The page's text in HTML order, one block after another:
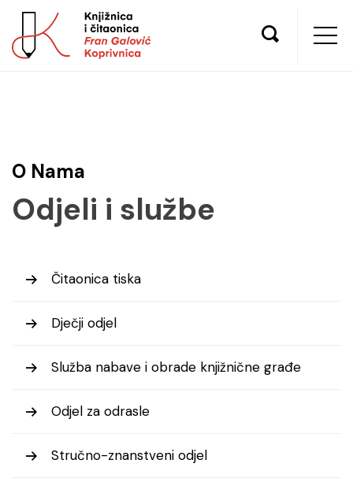
O Nama
Odjeli i službe
Čitaonica tiska
Dječji odjel
Služba nabave i obrade knjižnične građe
Odjel za odrasle
Stručno-znanstveni odjel